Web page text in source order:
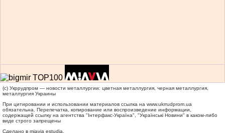
(c) Укррудпром — новости металлургии: цветная металлургия, черная металлургия,
металлургия Украины
При цитировании и использовании материалов ссылка на www.ukrrudprom.ua
обязательна. Перепечатка, копирование или воспроизведение информации,
содержащей ссылку на агентства "Iнтерфакс-Україна", "Українськi Новини" в каком-либо
виде строго запрещены
Сделано в miavia estudia.